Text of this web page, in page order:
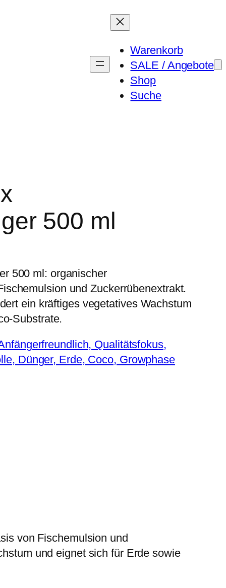
Warenkorb
SALE / Angebote
Shop
Suche
500 ml
500 ml: organischer
und Zuckerrübenextrakt.
ein kräftiges vegetatives Wachstum
Substrate.
Qualitätsfokus,
Dünger, Erde, Coco, Growphase
von Fischemulsion und
und eignet sich für Erde sowie